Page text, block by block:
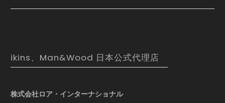
ikins、Man&Wood 日本公式代理店
株式会社ロア・インターナショナル